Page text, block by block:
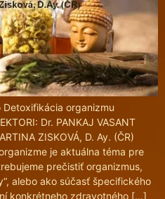
Detoxifikácia organizmu
Dr. PANKAJ VASANT
ZISKOVÁ, D. Ay. (ČR)
je aktuálna téma pre
prečistiť organizmus,
alebo ako súčasť špecifického
konkrétneho zdravotného […]